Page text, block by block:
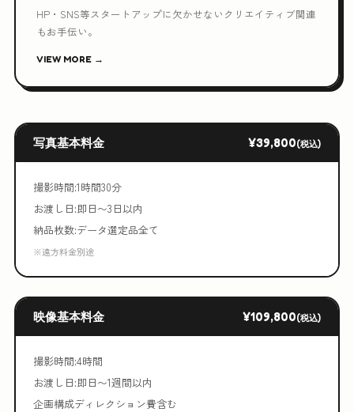
HP・SNS等スタートアップに欠かせないクリエイティブ関連
もお手伝い。
VIEW MORE →
写真基本料金 ¥39,800(税込)
撮影時間:1時間30分
お渡し日:即日〜3日以内
納品枚数:データ選定品全て
※遠方料金別途
映像基本料金 ¥109,800(税込)
撮影時間:4時間
お渡し日:即日〜1週間以内
企画構成ディレクション費含む